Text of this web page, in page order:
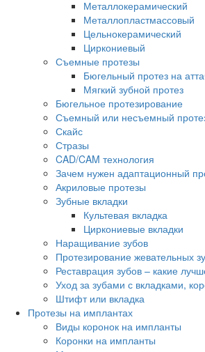
Металлокерамический
Металлопластмассовый
Цельнокерамический
Циркониевый
Съемные протезы
Бюгельный протез на
Мягкий зубной протез
Бюгельное протезирование
Съемный или несъемный
Скайс
Стразы
CAD/CAM технология
Зачем нужен адаптационный
Акриловые протезы
Зубные вкладки
Культевая вкладка
Циркониевые вкладки
Наращивание зубов
Протезирование жевательных
Реставрация зубов – какие
Уход за зубами с вкладками,
Штифт или вкладка
Протезы на имплантах
Виды коронок на импланты
Коронки на импланты